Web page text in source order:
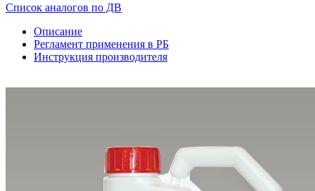
Список аналогов по ДВ
Описание
Регламент применения в РБ
Инструкция производителя